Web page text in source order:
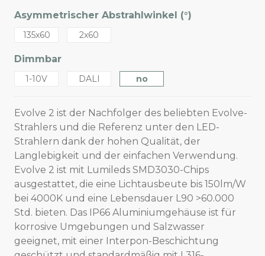
Asymmetrischer Abstrahlwinkel (°)
135x60 2x60
Dimmbar
1-10V DALI no
Evolve 2 ist der Nachfolger des beliebten Evolve-
Strahlers und die Referenz unter den LED-
Strahlern dank der hohen Qualität, der
Langlebigkeit und der einfachen Verwendung.
Evolve 2 ist mit Lumileds SMD3030-Chips
ausgestattet, die eine Lichtausbeute bis 150lm/W
bei 4000K und eine Lebensdauer L90 >60.000
Std. bieten. Das IP66 Aluminiumgehäuse ist für
korrosive Umgebungen und Salzwasser
geeignet, mit einer Interpon-Beschichtung